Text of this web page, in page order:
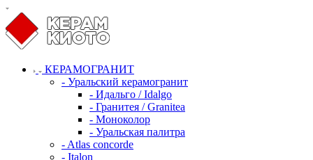
КЕРАМОГРАНИТ
- Уральский керамогранит
- Идальго / Idalgo
- Гранитея / Granitea
- Моноколор
- Уральская палитра
- Atlas concorde
- Italon